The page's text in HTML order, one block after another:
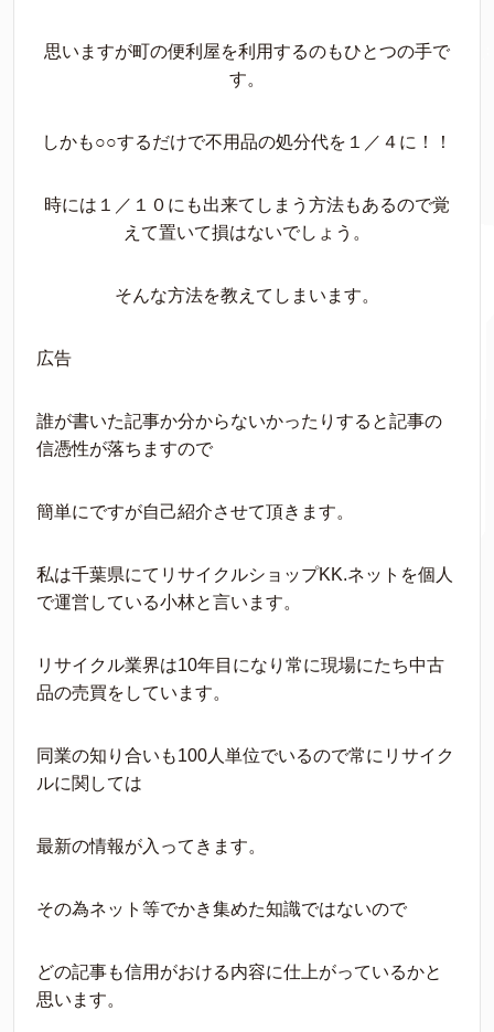
思いますが町の便利屋を利用するのもひとつの手で
す。
しかも○○するだけで不用品の処分代を１／４に！！
時には１／１０にも出来てしまう方法もあるので覚
えて置いて損はないでしょう。
そんな方法を教えてしまいます。
広告
誰が書いた記事か分からないかったりすると記事の
信憑性が落ちますので
簡単にですが自己紹介させて頂きます。
私は千葉県にてリサイクルショップKK.ネットを個人
で運営している小林と言います。
リサイクル業界は10年目になり常に現場にたち中古
品の売買をしています。
同業の知り合いも100人単位でいるので常にリサイク
ルに関しては
最新の情報が入ってきます。
その為ネット等でかき集めた知識ではないので
どの記事も信用がおける内容に仕上がっているかと
思います。